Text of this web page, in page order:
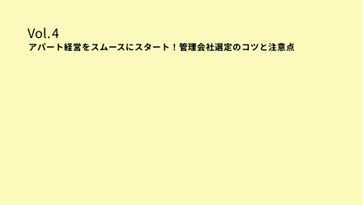
Vol.4
アパート経営をスムースにスタート！管理会社選定のコツと注意点